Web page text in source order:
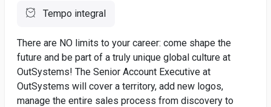
Tempo integral
There are NO limits to your career: come shape the
future and be part of a truly unique global culture at
OutSystems! The Senior Account Executive at
OutSystems will cover a territory, add new logos,
manage the entire sales process from discovery to